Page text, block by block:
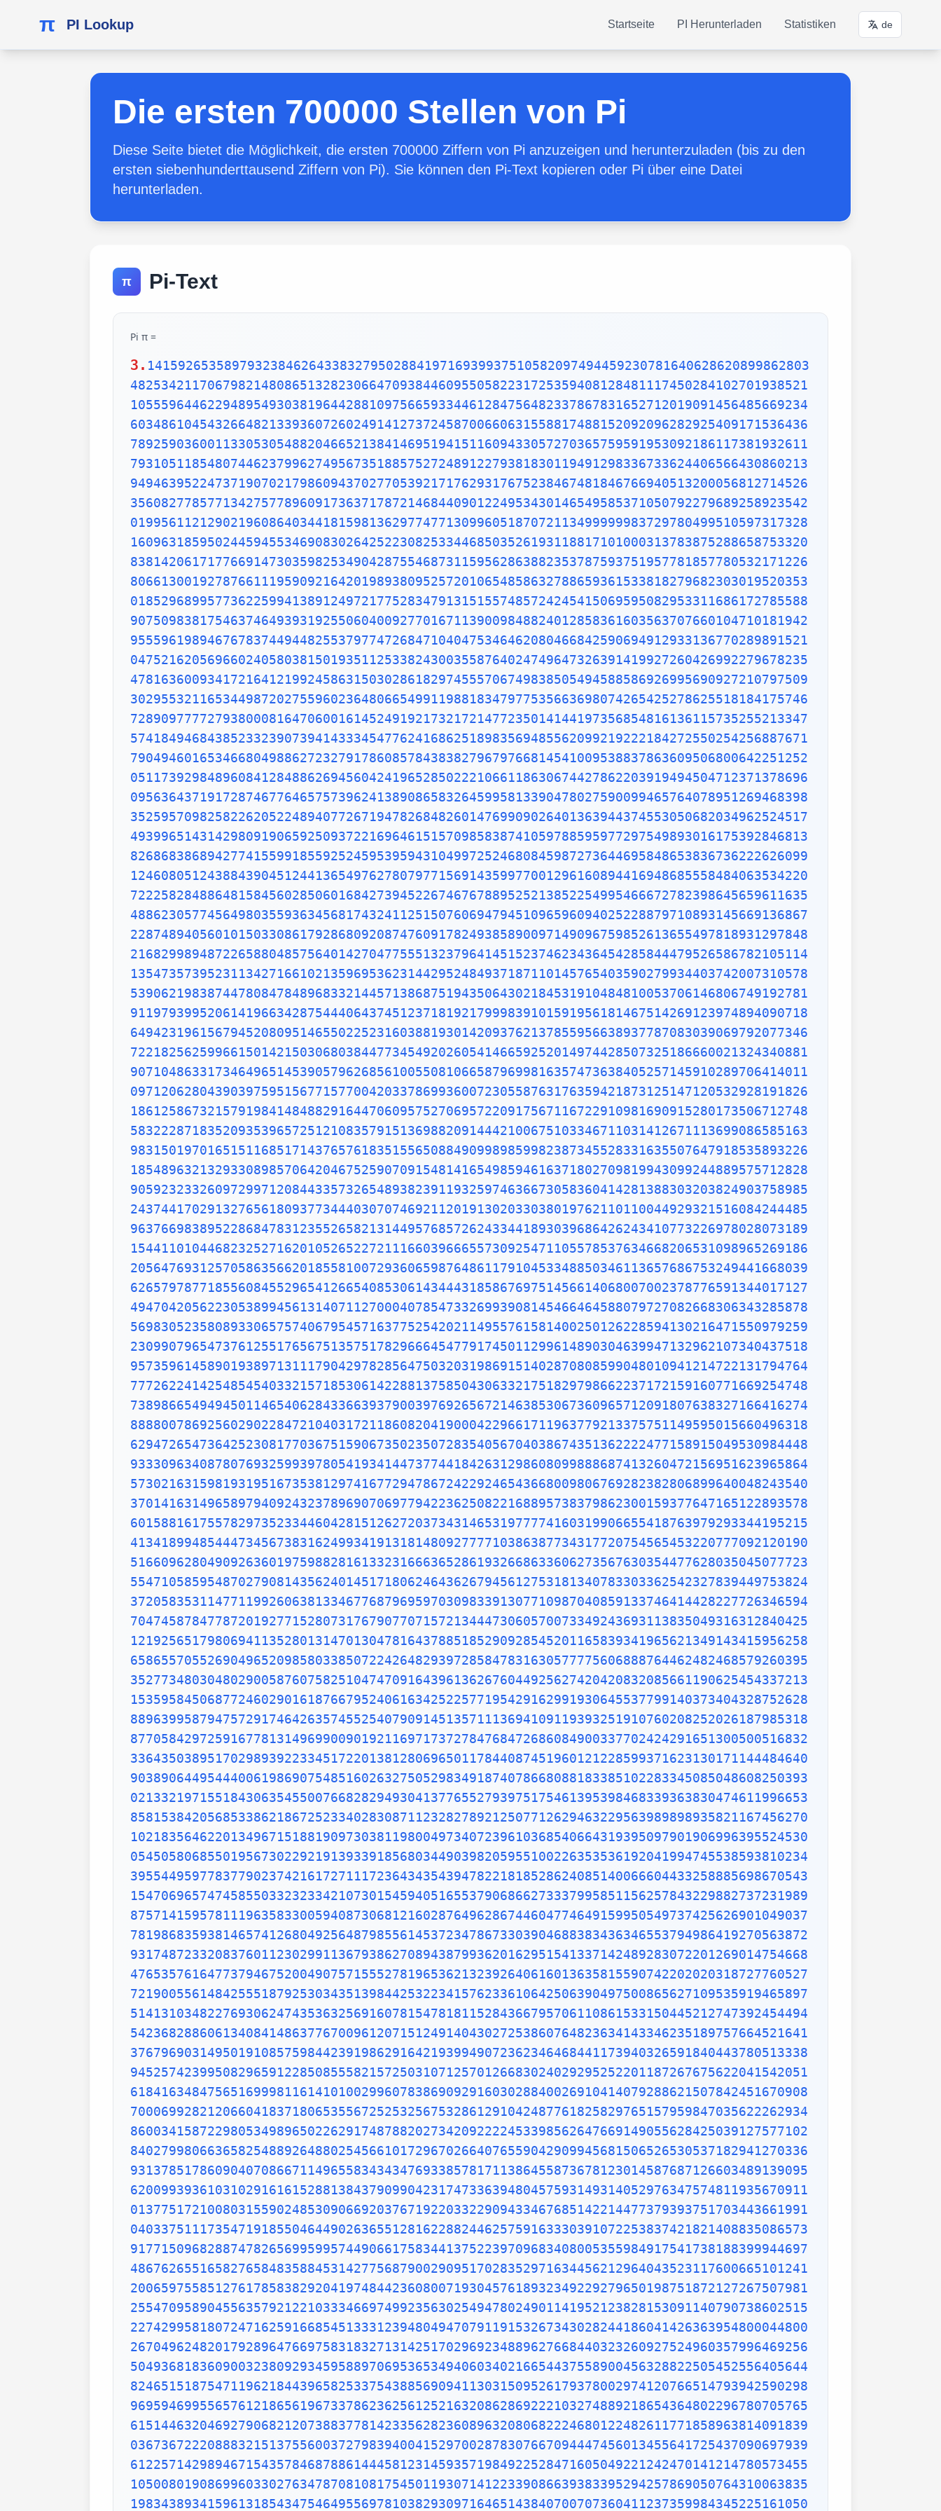
π PI Lookup Startseite PI Herunterladen Statistiken de
Die ersten 700000 Stellen von Pi
Diese Seite bietet die Möglichkeit, die ersten 700000 Ziffern von Pi anzuzeigen und herunterzuladen (bis zu den
ersten siebenhunderttausend Ziffern von Pi). Sie können den Pi-Text kopieren oder Pi über eine Datei
herunterladen.
π Pi-Text
Pi π =
3. 1415926535897932384626433832795028841971693993751058209749445923078164062862089986280348253421170679821480865132823066470938446095505822317253594081284811174502841027019385211055596446229489549303819644288109756659334461284756482337867831652712019091456485669234603486104543266482133936072602491412737245870066063155881748815209209628292540917153643678925903600113305305488204665213841469519415116094330572703657595919530921861173819326117931051185480744623799627495673518857527248912279381830119491298336733624406566430860213949463952247371907021798609437027705392171762931767523846748184676694051320005681271452635608277857713427577896091736371787214684409012249534301465495853710507922796892589235420199561121290219608640344181598136297747713099605187072113499999983729780499510597317328160963185950244594553469083026425223082533446850352619311881710100031378387528865875332083814206171776691473035982534904287554687311595628638823537875937519577818577805321712268066130019278766111959092164201989380952572010654858632788659361533818279682303019520353018529689957736225994138912497217752834791315155748572424541506959508295331168617278558890750983817546374649393192550604009277016711390098488240128583616035637076601047101819429555961989467678374494482553797747268471040475346462080466842590694912933136770289891521047521620569660240580381501935112533824300355876402474964732639141992726042699227967823547816360093417216412199245863150302861829745557067498385054945885869269956909272107975093029553211653449872027559602364806654991198818347977535663698074265425278625518184175746728909777727938000816470600161452491921732172147723501414419735685481613611573525521334757418494684385233239073941433345477624168625189835694855620992192221842725502542568876717904946016534668049886272327917860857843838279679766814541009538837863609506800642251252051173929848960841284886269456042419652850222106611863067442786220391949450471237137869609563643719172874677646575739624138908658326459958133904780275900994657640789512694683983525957098258226205224894077267194782684826014769909026401363944374553050682034962524517493996514314298091906592509372216964615157098583874105978859597729754989301617539284681382686838689427741559918559252459539594310499725246808459872736446958486538367362226260991246080512438843904512441365497627807977156914359977001296160894416948685558484063534220722258284886481584560285060168427394522674676788952521385225499546667278239864565961163548862305774564980355936345681743241125150760694794510965960940252288797108931456691368672287489405601015033086179286809208747609178249385890097149096759852613655497818931297848216829989487226588048575640142704775551323796414515237462343645428584447952658678210511413547357395231134271661021359695362314429524849371871101457654035902799344037420073105785390621983874478084784896833214457138687519435064302184531910484810053706146806749192781911979399520614196634287544406437451237181921799983910159195618146751426912397489409071864942319615679452080951465502252316038819301420937621378559566389377870830390697920773467221825625996615014215030680384477345492026054146659252014974428507325186660021324340881907104863317346496514539057962685610055081066587969981635747363840525714591028970641401109712062804390397595156771577004203378699360072305587631763594218731251471205329281918261861258673215791984148488291644706095752706957220917567116722910981690915280173506712748583222871835209353965725121083579151369882091444210067510334671103141267111369908658516398315019701651511685171437657618351556508849099898599823873455283316355076479185358932261854896321329330898570642046752590709154814165498594616371802709819943099244889575712828905923233260972997120844335732654893823911932597463667305836041428138830320382490375898524374417029132765618093773444030707469211201913020330380197621101100449293215160842444859637669838952286847831235526582131449576857262433441893039686426243410773226978028073189154411010446823252716201052652272111660396665573092547110557853763466820653109896526918620564769312570586356620185581007293606598764861179104533488503461136576867532494416680396265797877185560845529654126654085306143444318586769751456614068007002378776591344017127494704205622305389945613140711270004078547332699390814546646458807972708266830634328587856983052358089330657574067954571637752542021149557615814002501262285941302164715509792592309907965473761255176567513575178296664547791745011299614890304639947132962107340437518957359614589019389713111790429782856475032031986915140287080859904801094121472213179476477726224142548545403321571853061422881375850430633217518297986622371721591607716692547487389866549494501146540628433663937900397692656721463853067360965712091807638327166416274888800786925602902284721040317211860820419000422966171196377921337575114959501566049631862947265473642523081770367515906735023507283540567040386743513622224771589150495309844489333096340878076932599397805419341447377441842631298608099888687413260472156951623965864573021631598193195167353812974167729478672422924654366800980676928238280689964004824354037014163149658979409243237896907069779422362508221688957383798623001593776471651228935786015881617557829735233446042815126272037343146531977774160319906655418763979293344195215413418994854447345673831624993419131814809277771038638773431772075456545322077709212019051660962804909263601975988281613323166636528619326686336062735676303544776280350450777235547105859548702790814356240145171806246436267945612753181340783303362542327839449753824372058353114771199260638133467768796959703098339130771098704085913374641442822772634659470474587847787201927715280731767907707157213444730605700733492436931138350493163128404251219256517980694113528013147013047816437885185290928545201165839341965621349143415956258658655705526904965209858033850722426482939728584783163057777560688876446248246857926039535277348030480290058760758251047470916439613626760449256274204208320856611906254543372131535958450687724602901618766795240616342522577195429162991930645537799140373404328752628889639958794757291746426357455254079091451357111369410911939325191076020825202618798531887705842972591677813149699009019211697173727847684726860849003377024242916513005005168323364350389517029893922334517220138128069650117844087451960121228599371623130171144484640903890644954440061986907548516026327505298349187407866808818338510228334508504860825039302133219715518430635455007668282949304137765527939751754613953984683393638304746119966538581538420568533862186725233402830871123282789212507712629463229563989898935821167456270102183564622013496715188190973038119800497340723961036854066431939509790190699639552453005450580685501956730229219139339185680344903982059551002263535361920419947455385938102343955449597783779023742161727111723643435439478221818528624085140066604433258885698670543154706965747458550332323342107301545940516553790686627333799585115625784322988273723198987571415957811196358330059408730681216028764962867446047746491599505497374256269010490377819868359381465741268049256487985561453723478673303904688383436346553794986419270563872931748723320837601123029911367938627089438799362016295154133714248928307220126901475466847653576164773794675200490757155527819653621323926406160136358155907422020203187277605277219005561484255518792530343513984425322341576233610642506390497500865627109535919465897514131034822769306247435363256916078154781811528436679570611086153315044521274739245449454236828860613408414863776700961207151249140430272538607648236341433462351897576645216413767969031495019108575984423919862916421939949072362346468441173940326591840443780513338945257423995082965912285085558215725031071257012668302402929525220118726767562204154205161841634847565169998116141010029960783869092916030288400269104140792886215078424516709087000699282120660418371806535567252532567532861291042487761825829765157959847035622262934860034158722980534989650226291748788202734209222245339856264766914905562842503912757710284027998066365825488926488025456610172967026640765590429099456815065265305371829412703369313785178609040708667114965583434347693385781711386455873678123014587687126603489139095620099393610310291616152881384379099042317473363948045759314931405297634757481193567091101377517210080315590248530906692037671922033229094334676851422144773793937517034436619910403375111735471918550464490263655128162288244625759163330391072253837421821408835086573917715096828874782656995995744906617583441375223970968340800535598491754173818839994469748676265516582765848358845314277568790029095170283529716344562129640435231176006651012412006597558512761785838292041974844236080071930457618932349229279650198751872127267507981255470958904556357921221033346697499235630254947802490114195212382815309114079073860251522742995818072471625916685451333123948049470791191532673430282441860414263639548000448002670496248201792896476697583183271314251702969234889627668440323260927524960357996469256504936818360900323809293459588970695365349406034021665443755890045632882250545255640564482465151875471196218443965825337543885690941130315095261793780029741207665147939425902989695946995565761218656196733786236256125216320862869222103274889218654364802296780705765615144632046927906821207388377814233562823608963208068222468012248261177185896381409183903673672220888321513755600372798394004152970028783076670944474560134556417254370906979396122571429894671543578468788614445812314593571984922528471605049221242470141214780573455105008019086996033027634787081081754501193071412233908663938339529425786905076431006383519834389341596131854347546495569781038293097164651438407007073604112373599843452251610507027056235266012764848308407611830130527932054274628654036036745328651057065874882256981579367897669742205750596834408697350201410206723585020072452256326513410559240190274216248439140359989535394590944070469120914093870012645600162374288021092764579310657922955249887275846101264836999892256959688159205600101655256375678